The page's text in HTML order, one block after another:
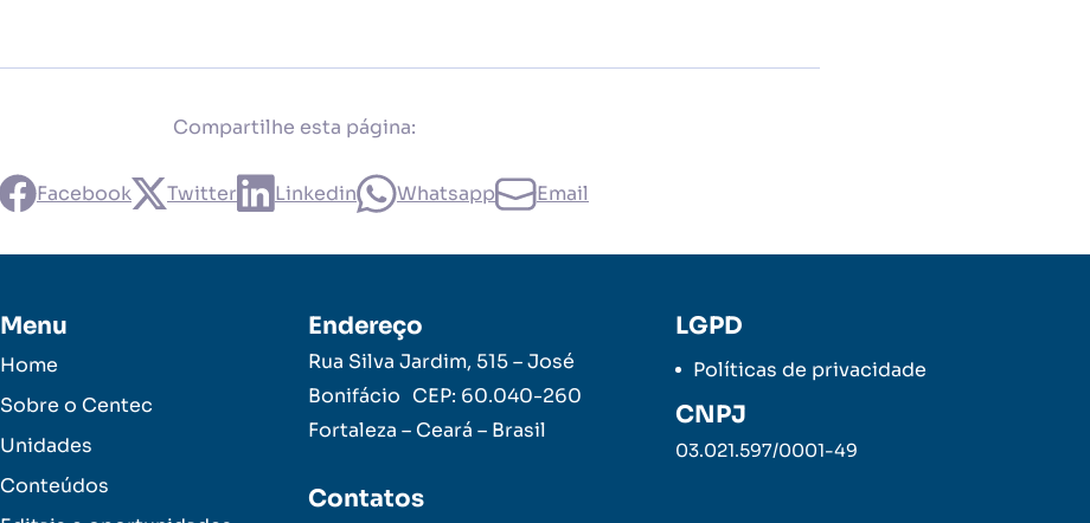
Compartilhe esta página:
Facebook Twitter Linkedin Whatsapp Email
Menu
Home
Sobre o Centec
Unidades
Conteúdos
Endereço
Rua Silva Jardim, 515 – José
Bonifácio CEP: 60.040-260
Fortaleza – Ceará – Brasil
Contatos
LGPD
Políticas de privacidade
CNPJ
03.021.597/0001-49